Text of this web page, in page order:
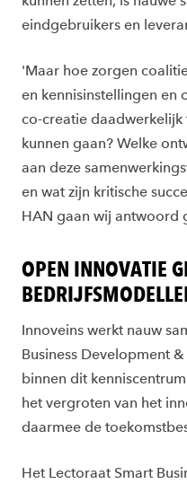
eindgebruikers en
'Maar hoe zorgen
en kennisinstellingen en
co-creatie
kunnen gaan? Welke
aan deze
en wat zijn kritische
HAN gaan wij antwoord
OPEN INNOVATIE
Innoveins werkt nauw
Business Development
binnen dit
het vergroten van het
daarmee de
Het Lectoraat Smart